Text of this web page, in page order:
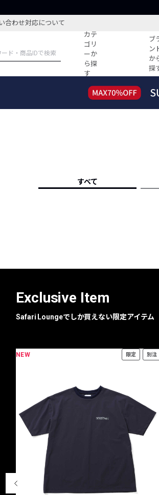
合わせ対応について
カテ
ゴリ
ーか
ら探
す
ブ
ン
か
探
すべて
人気
フォー
すべて
Exclusive Item
Safari Loungeでしか買えない限定アイテム
NEW 限定 別注